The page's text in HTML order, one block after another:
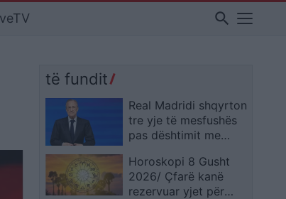
search
të fundit
Real Madridi shqyrton
tre yje të mesfushës
pas dështimit me
Horoskopi 8 Gusht
2026/ Çfarë kanë
rezervuar yjet për